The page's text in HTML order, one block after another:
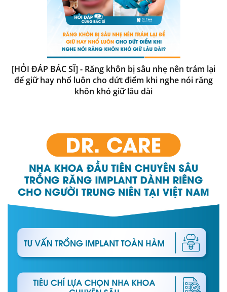
[HỎI ĐÁP BÁC SĨ] - Răng khôn bị sâu nhẹ nên trám lại
để giữ hay nhổ luôn cho dứt điểm khi nghe nói răng
khôn khó giữ lâu dài